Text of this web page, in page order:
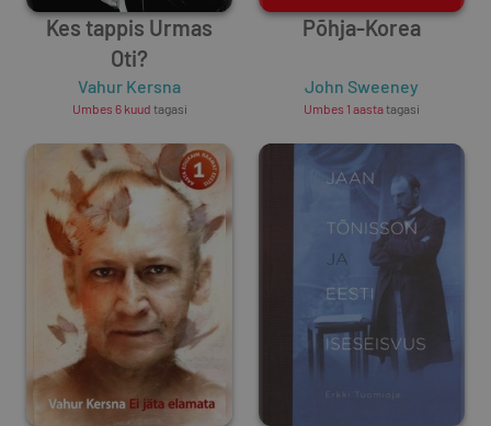
Kes tappis Urmas
Oti?
Vahur Kersna
Umbes 6 kuud tagasi
Põhja-Korea
John Sweeney
Umbes 1 aastatagasi